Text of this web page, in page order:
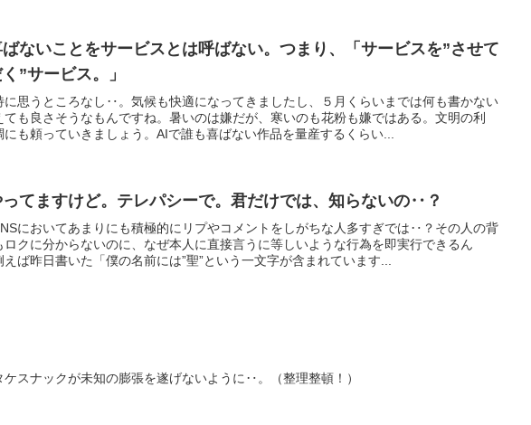
ないことをサービスとは呼ばない。つまり、「サービスを”させて
”サービス。」
に思うところなし‥。気候も快適になってきましたし、５月くらいまでは何も書かない
ても良さそうなもんですね。暑いのは嫌だが、寒いのも花粉も嫌ではある。文明の利
にも頼っていきましょう。AIで誰も喜ばない作品を量産するくらい...
ってますけど。テレパシーで。君だけでは、知らないの‥？
においてあまりにも積極的にリプやコメントをしがちな人多すぎでは‥？その人の背
ロクに分からないのに、なぜ本人に直接言うに等しいような行為を即実行できるん
ば昨日書いた「僕の名前には”聖”という一文字が含まれています...
ケスナックが未知の膨張を遂げないように‥。（整理整頓！）